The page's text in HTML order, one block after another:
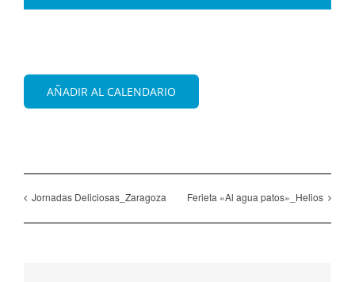
AÑADIR AL CALENDARIO
Jornadas Deliciosas_Zaragoza Ferieta «Al agua patos»_Helios